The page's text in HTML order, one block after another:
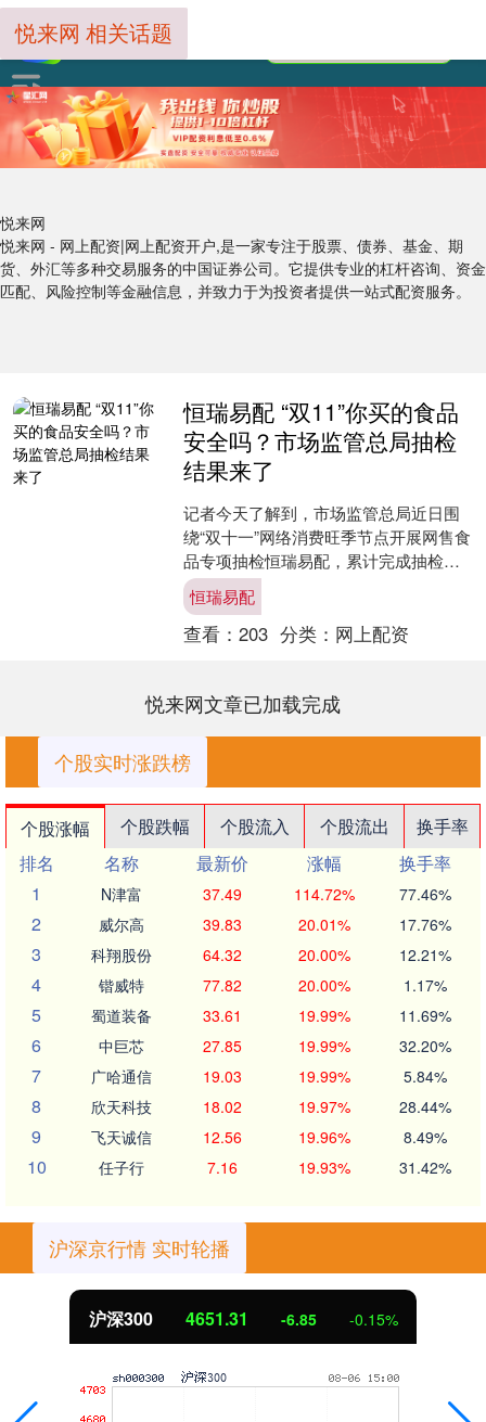
悦来网
悦来网 - 网上配资|网上配资开户,是一家专注于股票、债券、基金、期
货、外汇等多种交易服务的中国证券公司。它提供专业的杠杆咨询、资金
匹配、风险控制等金融信息，并致力于为投资者提供一站式配资服务。
悦来网 相关话题
恒瑞易配 “双11”你买的食品
安全吗？市场监管总局抽检
结果来了
记者今天了解到，市场监管总局近日围
绕“双十一”网络消费旺季节点开展网售食
品专项抽检恒瑞易配，累计完成抽检
3347批次。 本次专项抽检覆盖抖音、快
手、淘宝（含天猫....
恒瑞易配
查看： 203 分类： 网上配资
悦来网文章已加载完成
个股实时涨跌榜
个股涨幅 个股跌幅 个股流入 个股流出
换手率
排名
名称 最新价 涨幅
换手率
1
N津富 37.49 114.72% 77.46%
2 威尔高 39.83 20.01% 17.76%
3 科翔股份 64.32 20.00% 12.21%
4 锴威特 77.82 20.00% 1.17%
5 蜀道装备 33.61 19.99% 11.69%
6 中巨芯 27.85 19.99% 32.20%
7 广哈通信 19.03 19.99% 5.84%
8 欣天科技 18.02 19.97% 28.44%
9 飞天诚信 12.56 19.96% 8.49%
10 任子行 7.16 19.93% 31.42%
沪深京行情 实时轮播
北证50 1122.88 3.42